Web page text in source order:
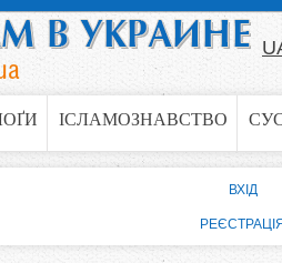
to navigation
ІСЛАМОЗНАВСТВО
ВХІД